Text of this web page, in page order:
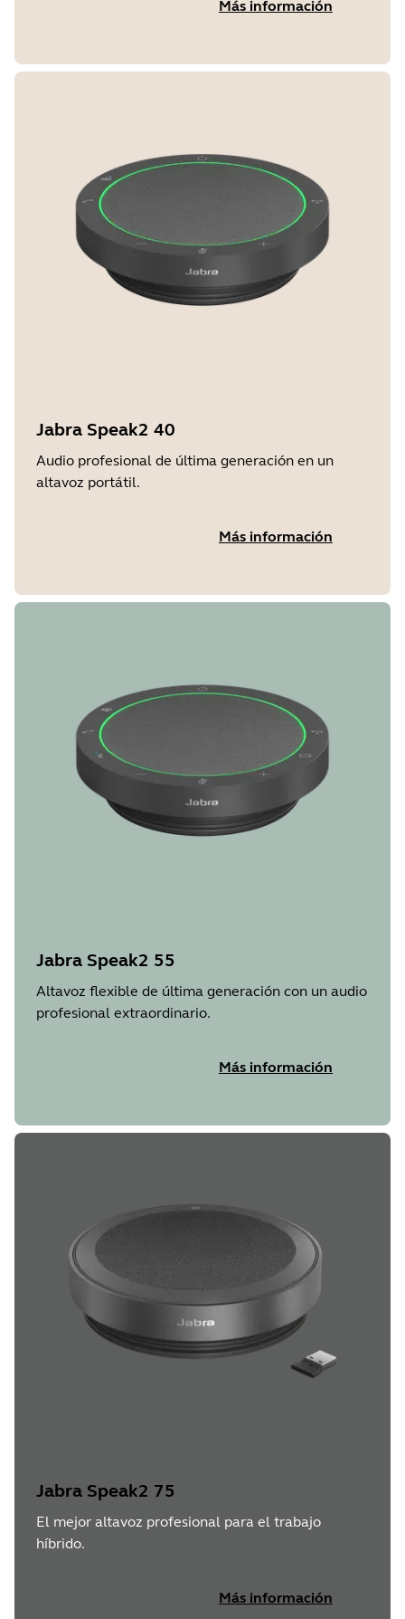
Más información
Jabra Speak2 40
Audio profesional de última generación en un
altavoz portátil.
Más información
Jabra Speak2 55
Altavoz flexible de última generación con un audio
profesional extraordinario.
Más información
Jabra Speak2 75
El mejor altavoz profesional para el trabajo
híbrido.
Más información